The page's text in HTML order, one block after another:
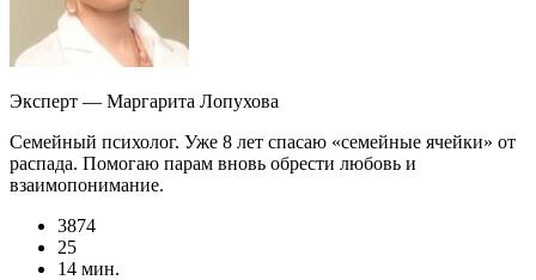
Эксперт — Маргарита Лопухова
Семейный психолог. Уже 8 лет спасаю «семейные ячейки» от
распада. Помогаю парам вновь обрести любовь и
взаимопонимание.
3874
25
14 мин.